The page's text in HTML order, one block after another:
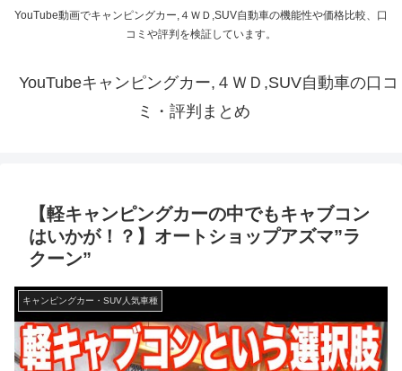
YouTube動画でキャンピングカー,４ＷＤ,SUV自動車の機能性や価格比較、口
コミや評判を検証しています。
YouTubeキャンピングカー,４ＷＤ,SUV自動車の口コ
ミ・評判まとめ
【軽キャンピングカーの中でもキャブコン
はいかが！？】オートショップアズマ”ラ
クーン”
キャンピングカー・SUV人気車種